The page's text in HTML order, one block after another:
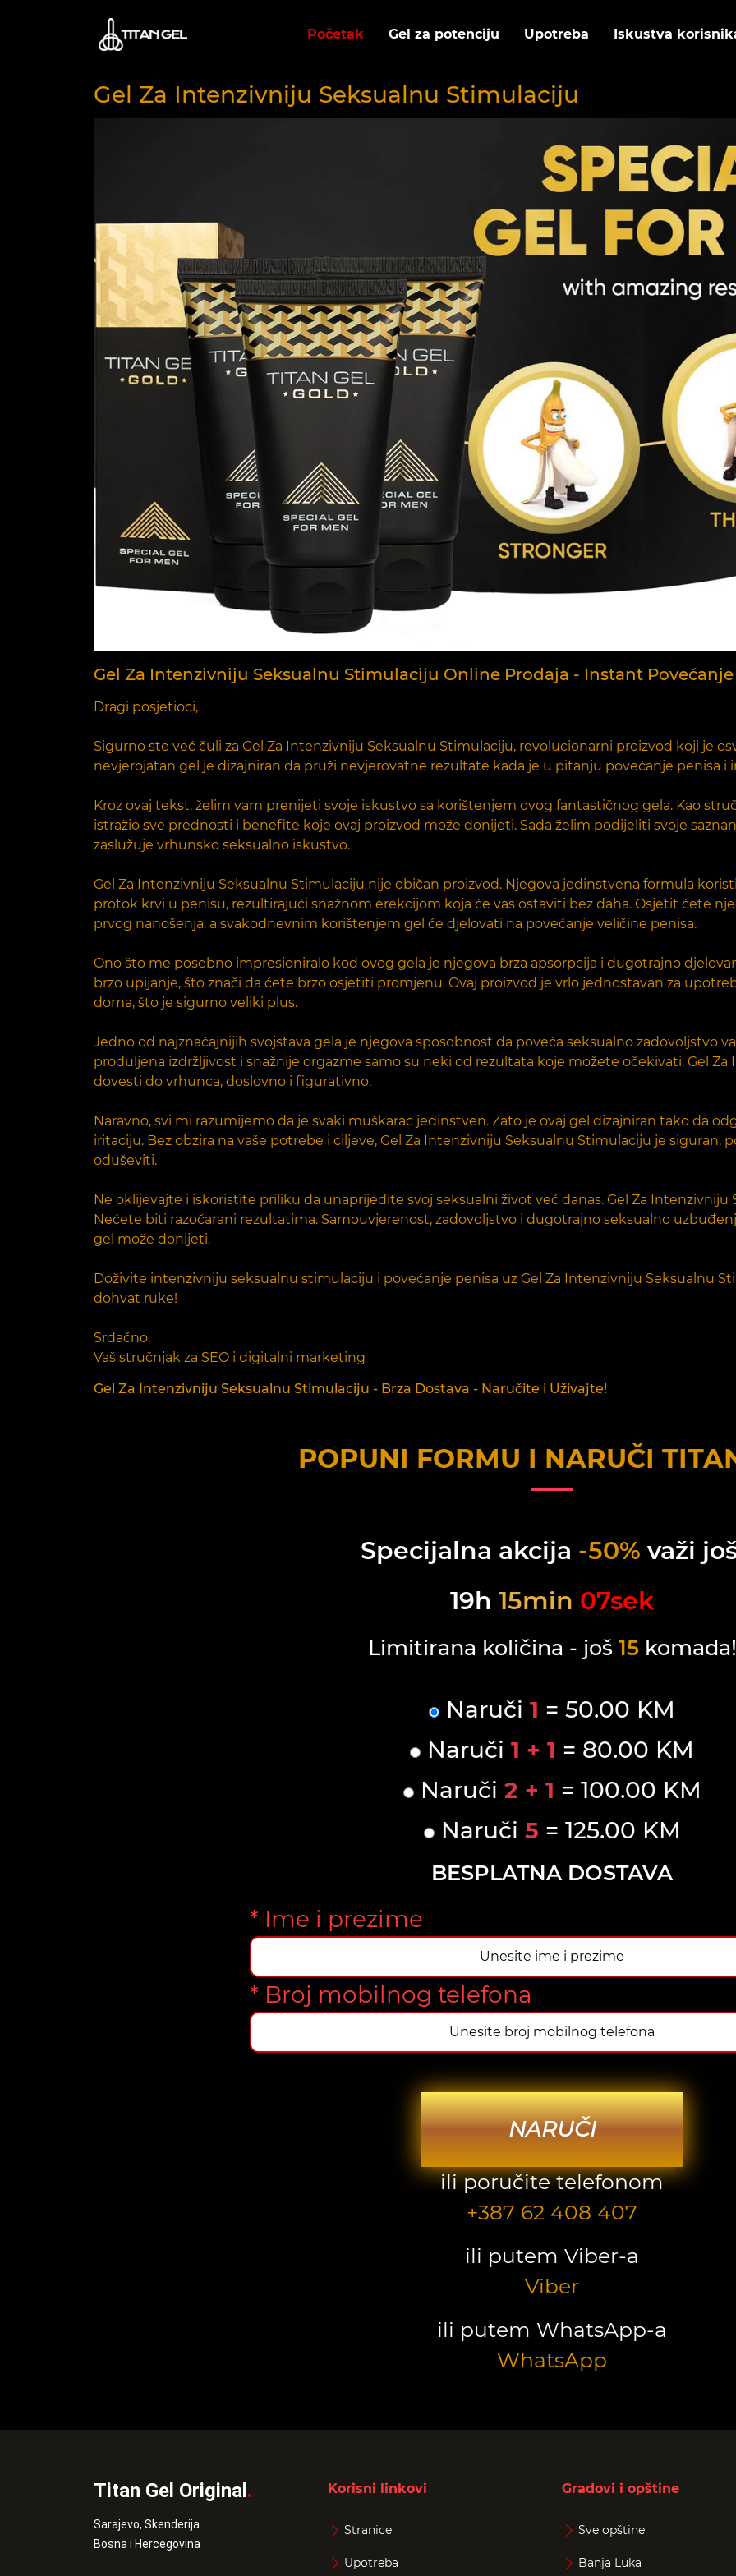
Početak Gel za potenciju Upotreba Iskustva
Gel Za Intenzivniju Seksualnu Stimulaciju
Gel Za Intenzivniju Seksualnu Stimulaciju Online Prodaja - Instant Povećanje
Dragi posjetioci,
Sigurno ste već čuli za Gel Za Intenzivniju Seksualnu Stimulaciju, revolucionarni proizvod koji je
nevjerojatan gel je dizajniran da pruži nevjerovatne rezultate kada je u pitanju povećanje penisa i
Kroz ovaj tekst, želim vam prenijeti svoje iskustvo sa korištenjem ovog fantastičnog gela. Kao
istražio sve prednosti i benefite koje ovaj proizvod može donijeti. Sada želim podijeliti svoje
zaslužuje vrhunsko seksualno iskustvo.
Gel Za Intenzivniju Seksualnu Stimulaciju nije običan proizvod. Njegova jedinstvena formula
protok krvi u penisu, rezultirajući snažnom erekcijom koja će vas ostaviti bez daha. Osjetit ćete
prvog nanošenja, a svakodnevnim korištenjem gel će djelovati na povećanje veličine penisa.
Ono što me posebno impresioniralo kod ovog gela je njegova brza apsorpcija i dugotrajno
brzo upijanje, što znači da ćete brzo osjetiti promjenu. Ovaj proizvod je vrlo jednostavan za
doma, što je sigurno veliki plus.
Jedno od najznačajnijih svojstava gela je njegova sposobnost da poveća seksualno zadovoljstvo
produljena izdržljivost i snažnije orgazme samo su neki od rezultata koje možete očekivati. Gel
dovesti do vrhunca, doslovno i figurativno.
Naravno, svi mi razumijemo da je svaki muškarac jedinstven. Zato je ovaj gel dizajniran tako da
iritaciju. Bez obzira na vaše potrebe i ciljeve, Gel Za Intenzivniju Seksualnu Stimulaciju je siguran,
oduševiti.
Ne oklijevajte i iskoristite priliku da unaprijedite svoj seksualni život već danas. Gel Za Intenzivniju
Nećete biti razočarani rezultatima. Samouvjerenost, zadovoljstvo i dugotrajno seksualno
gel može donijeti.
Doživite intenzivniju seksualnu stimulaciju i povećanje penisa uz Gel Za Intenzivniju Seksualnu
dohvat ruke!
Srdačno,
Vaš stručnjak za SEO i digitalni marketing
Gel Za Intenzivniju Seksualnu Stimulaciju - Brza Dostava - Naručite i Uživajte!
POPUNI FORMU I NARUČI
Specijalna akcija -50% važi
19h 15min 07sek
Limitirana količina - još 15komada!
Naruči 1 = 50.00 KM
Naruči 1 + 1 = 80.00 KM
Naruči 2 + 1 = 100.00 KM
Naruči 5 = 125.00 KM
BESPLATNA DOSTAVA
* Ime i prezime
* Broj mobilnog telefona
NARUČI
ili poručite telefonom
+387 62 408 407
ili putem Viber-a
Viber
ili putem WhatsApp-a
WhatsApp
Titan Gel Original .
Sarajevo, Skenderija
Bosna i Hercegovina
Korisni linkovi
Stranice
Upotreba
Gradovi i opštine
Sve opštine
Banja Luka